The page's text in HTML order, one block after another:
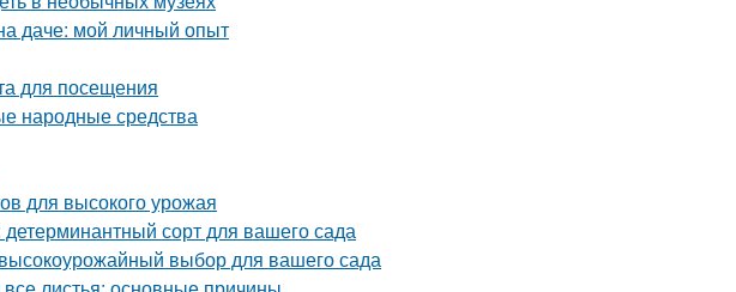
даче: мой личный опыт
для посещения
народные средства
для высокого урожая
сорт для вашего сада
выбор для вашего сада